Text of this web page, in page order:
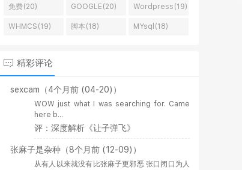
免费(20) GOOGLE(20) Wordpress(19)
WHMCS(19) 脚本(18) MYsql(18)
精彩评论
sexcam （4个月前 (04-20)）
WOW just what I was searching for. Came
here b...
评：深度解析《让子弹飞》
张麻子是杂种 （8个月前 (12-09)）
从有人以来就没有比张麻子更邪恶 张口闭口为人